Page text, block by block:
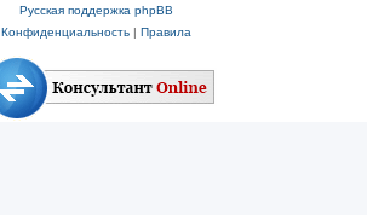
Русская поддержка phpBB
Конфиденциальность| Правила